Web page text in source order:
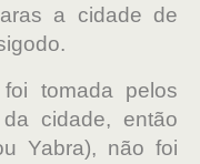
a cidade de
tomada pelos
cidade, então
Yabra), não foi